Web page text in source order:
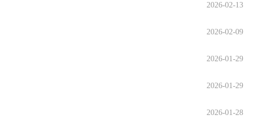
2026-02-13
2026-02-09
2026-01-29
2026-01-29
2026-01-28